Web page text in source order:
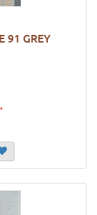
91 GREY